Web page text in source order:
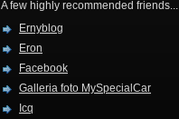
A few highly recommended friends...
Ernyblog
Eron
Facebook
Galleria foto MySpecialCar
Icq